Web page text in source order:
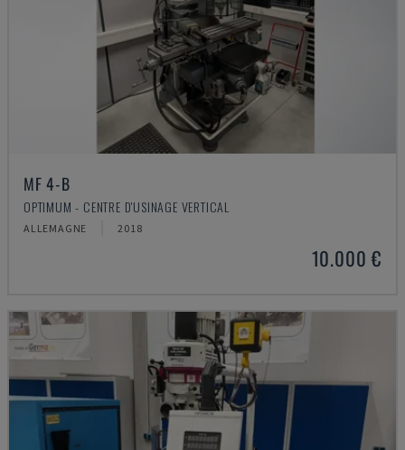
MF 4-B
OPTIMUM - CENTRE D'USINAGE VERTICAL
ALLEMAGNE 2018
10.000 €